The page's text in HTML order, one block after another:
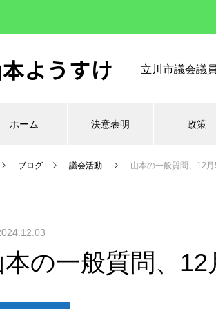
ようすけ 立川市議会議
ホーム 決意表明 政策
ブログ 議会活動 山本の一般質問、12
本の一般質問、